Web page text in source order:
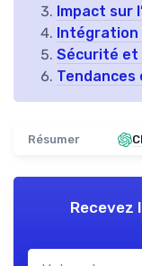
Impact sur
Sécurité et
Résumer
Recevez